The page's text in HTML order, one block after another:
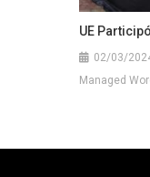
UE
02/03/
Managed